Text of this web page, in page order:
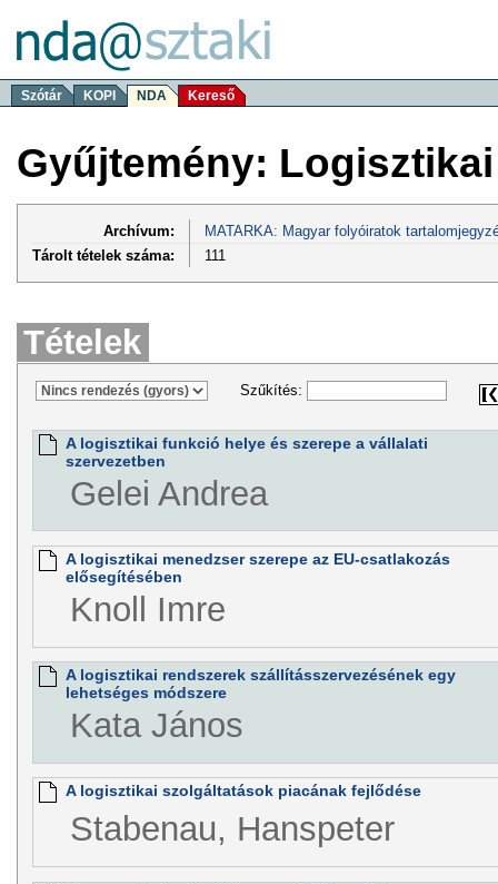
Szótár KOPI NDA Kereső
Gyűjtemény:
Archívum:
MATARKA: Magyar folyóiratok
Tárolt tételek száma:
111
Tételek
Szűkítés:
A logisztikai funkció helye és szerepe a vállalati
szervezetben
Gelei Andrea
A logisztikai menedzser szerepe az EU-csatlakozás
elősegítésében
Knoll Imre
A logisztikai rendszerek szállításszervezésének egy
lehetséges módszere
Kata János
A logisztikai szolgáltatások piacának fejlődése
Stabenau, Hanspeter